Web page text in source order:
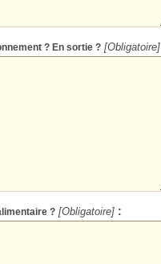
? En sortie ? [Obligatoire]
? [Obligatoire] :